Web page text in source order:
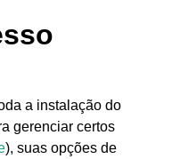
a instalação do
gerenciar certos
), suas opções de